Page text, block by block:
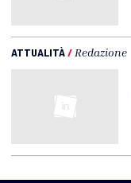
ATTUALITÀ/ Redazione